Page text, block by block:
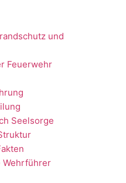
und
Feuerwehr
Seelsorge
Wehrführer